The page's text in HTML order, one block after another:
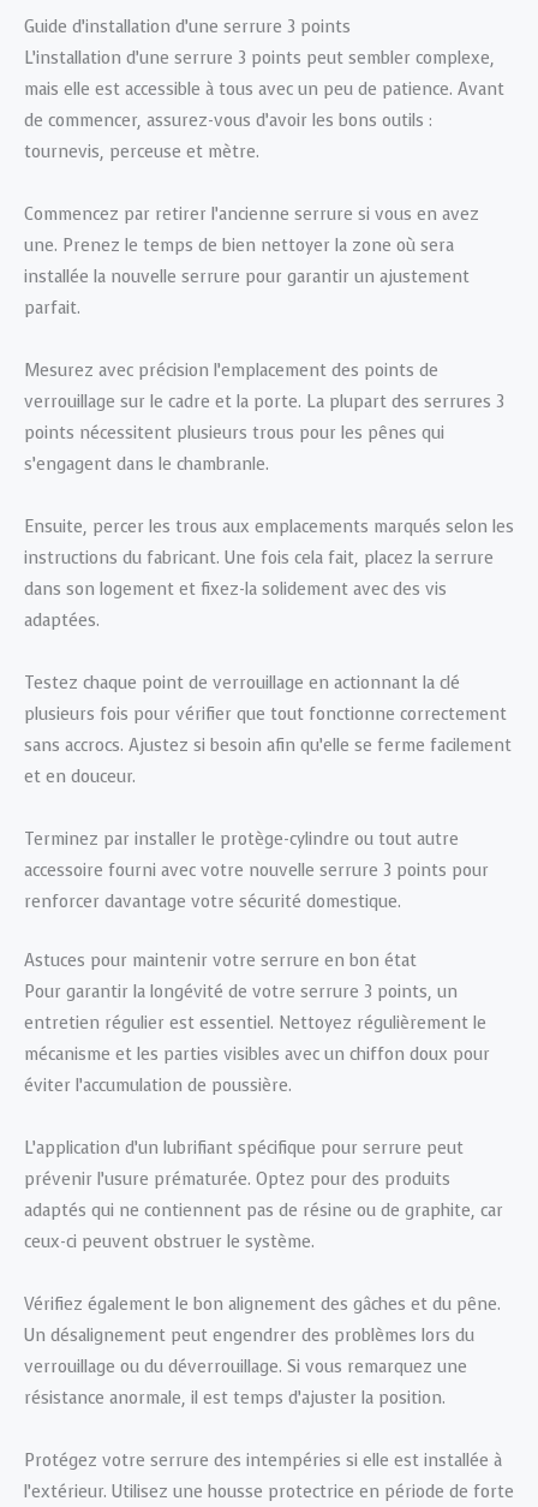
Guide d’installation d’une serrure 3 points
L’installation d’une serrure 3 points peut sembler complexe,
mais elle est accessible à tous avec un peu de patience. Avant
de commencer, assurez-vous d’avoir les bons outils :
tournevis, perceuse et mètre.
Commencez par retirer l’ancienne serrure si vous en avez
une. Prenez le temps de bien nettoyer la zone où sera
installée la nouvelle serrure pour garantir un ajustement
parfait.
Mesurez avec précision l’emplacement des points de
verrouillage sur le cadre et la porte. La plupart des serrures 3
points nécessitent plusieurs trous pour les pênes qui
s’engagent dans le chambranle.
Ensuite, percer les trous aux emplacements marqués selon les
instructions du fabricant. Une fois cela fait, placez la serrure
dans son logement et fixez-la solidement avec des vis
adaptées.
Testez chaque point de verrouillage en actionnant la clé
plusieurs fois pour vérifier que tout fonctionne correctement
sans accrocs. Ajustez si besoin afin qu’elle se ferme facilement
et en douceur.
Terminez par installer le protège-cylindre ou tout autre
accessoire fourni avec votre nouvelle serrure 3 points pour
renforcer davantage votre sécurité domestique.
Astuces pour maintenir votre serrure en bon état
Pour garantir la longévité de votre serrure 3 points, un
entretien régulier est essentiel. Nettoyez régulièrement le
mécanisme et les parties visibles avec un chiffon doux pour
éviter l’accumulation de poussière.
L’application d’un lubrifiant spécifique pour serrure peut
prévenir l’usure prématurée. Optez pour des produits
adaptés qui ne contiennent pas de résine ou de graphite, car
ceux-ci peuvent obstruer le système.
Vérifiez également le bon alignement des gâches et du pêne.
Un désalignement peut engendrer des problèmes lors du
verrouillage ou du déverrouillage. Si vous remarquez une
résistance anormale, il est temps d’ajuster la position.
Protégez votre serrure des intempéries si elle est installée à
l’extérieur. Utilisez une housse protectrice en période de forte